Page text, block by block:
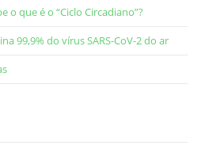
o que é o “Ciclo Circadiano”?
99,9% do vírus SARS-CoV-2 do ar